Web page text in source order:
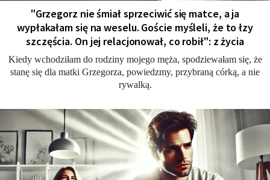
"Grzegorz nie śmiał sprzeciwić się matce, a ja
wypłakałam się na weselu. Goście myśleli, że to łzy
szczęścia. On jej relacjonował, co robił": z życia
Kiedy wchodziłam do rodziny mojego męża, spodziewałam się, że
stanę się dla matki Grzegorza, powiedzmy, przybraną córką, a nie
rywalką.